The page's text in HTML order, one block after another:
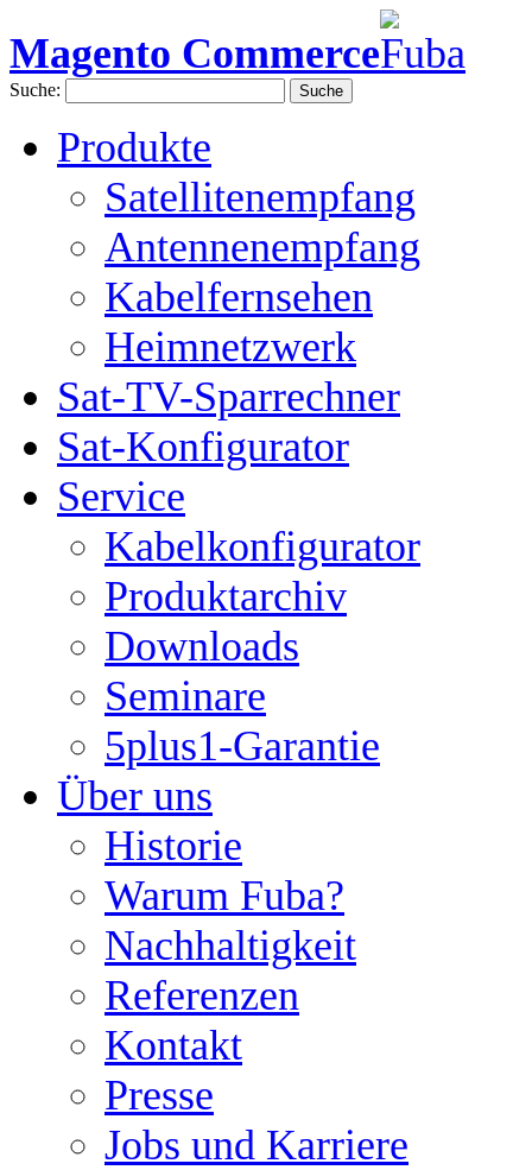
Magento Commerce
Suche: Suche
Produkte
Satellitenempfang
Antennenempfang
Kabelfernsehen
Heimnetzwerk
Sat-TV-Sparrechner
Sat-Konfigurator
Service
Kabelkonfigurator
Produktarchiv
Downloads
Seminare
5plus1-Garantie
Über uns
Historie
Warum Fuba?
Nachhaltigkeit
Referenzen
Kontakt
Presse
Jobs und Karriere